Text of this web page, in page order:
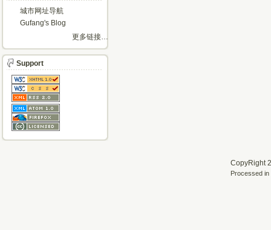
城市网址导航
Gufang's Blog
更多链接…
Support
CopyRight
Processed in